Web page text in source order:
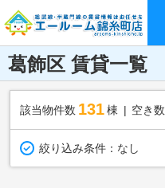
葛飾区 賃貸一覧
該当物件数 131棟 空き数
絞り込み条件： なし